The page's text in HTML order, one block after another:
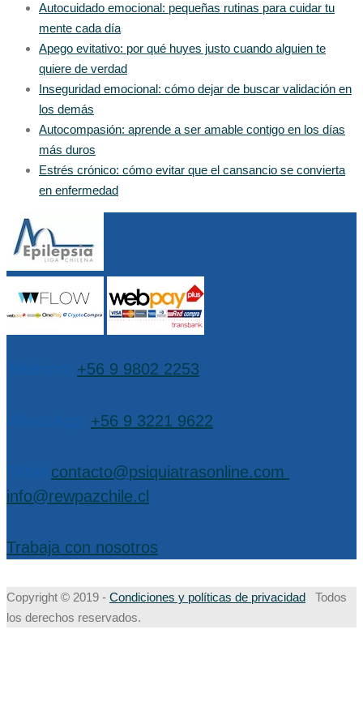
Autocuidado emocional: pequeñas rutinas para cuidar tu
mente cada día
Apego evitativo: por qué huyes justo cuando alguien te
quiere de verdad
Inseguridad emocional: cómo dejar de buscar validación en
los demás
Autocompasión: aprende a ser amable contigo en los días
más duros
Estrés crónico: cómo evitar que el cansancio se convierta
en enfermedad
+56 9 9802 2253
+56 9 3221 9622
contacto@psiquiatrasonline.com
info@rewpazchile.cl
Trabaja con nosotros
Copyright © 2019 - Condiciones y políticas de privacidad Todos
los derechos reservados.